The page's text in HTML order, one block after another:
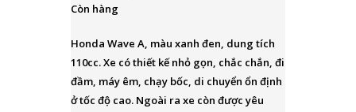
Còn hàng
Honda Wave A, màu xanh đen, dung tích
110cc. Xe có thiết kế nhỏ gọn, chắc chắn, đi
đầm, máy êm, chạy bốc, di chuyển ổn định
ở tốc độ cao. Ngoài ra xe còn được yêu